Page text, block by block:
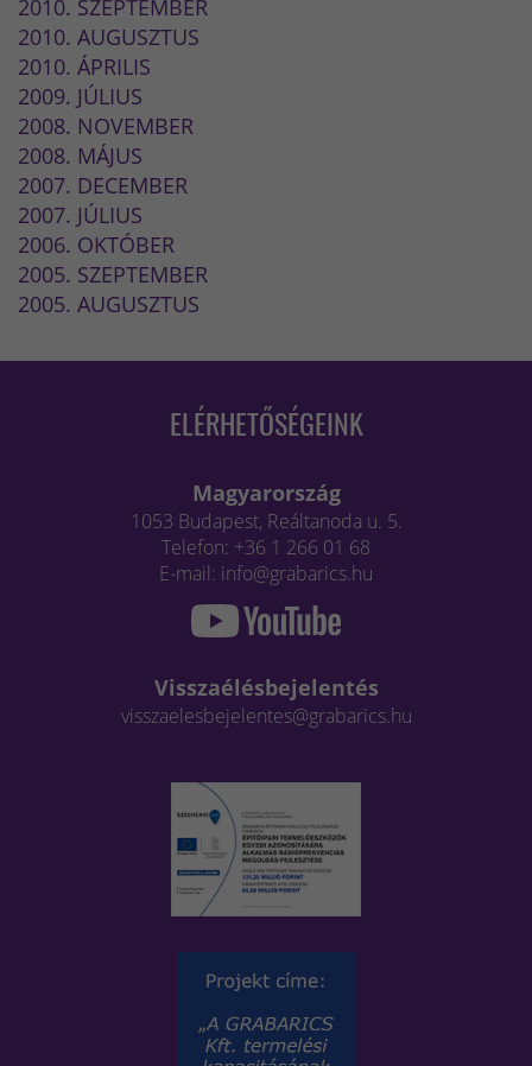
2010. SZEPTEMBER
2010. AUGUSZTUS
2010. ÁPRILIS
2009. JÚLIUS
2008. NOVEMBER
2008. MÁJUS
2007. DECEMBER
2007. JÚLIUS
2006. OKTÓBER
2005. SZEPTEMBER
2005. AUGUSZTUS
ELÉRHETŐSÉGEINK
Magyarország
1053 Budapest, Reáltanoda u. 5.
Telefon: +36 1 266 01 68
E-mail: info@grabarics.hu
Visszaélésbejelentés
visszaelesbejelentes@grabarics.hu